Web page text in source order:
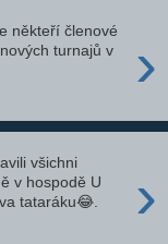
›
někteří členové
turnajů v
›
všichni
v hospodě U
tataráku😂.